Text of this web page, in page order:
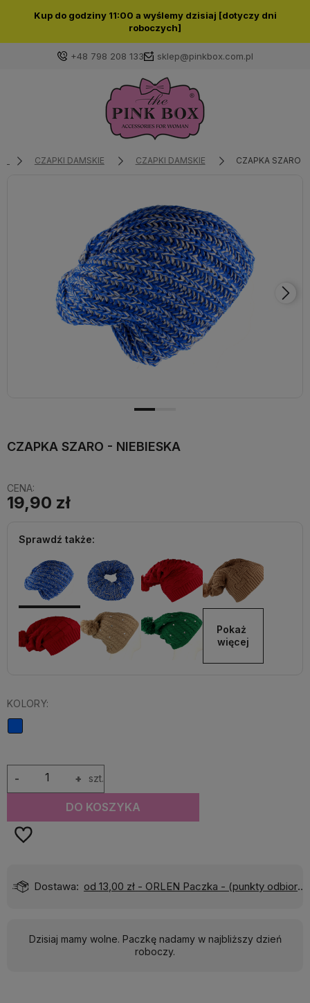
Kup do godziny 11:00 a wyślemy dzisiaj [dotyczy dni
roboczych]
+48 798 208 133 sklep@pinkbox.com.pl
Zaloguj się
Wybierz coś dla siebie z naszej aktualnej oferty lub
zaloguj się, aby przywrócić dodane produkty do listy
z poprzedniej sesji.
CZAPKI DAMSKIE CZAPKI DAMSKIE CZAPKA SZARO -
CZAPKA SZARO - NIEBIESKA
CENA:
19,90 zł
Sprawdź także:
Pokaż
więcej
KOLORY:
+
- szt.
DO KOSZYKA
Dostawa: od 13,00 zł - ORLEN Paczka - (punkty odbioru)
Dzisiaj mamy wolne. Paczkę nadamy w najbliższy dzień
roboczy.